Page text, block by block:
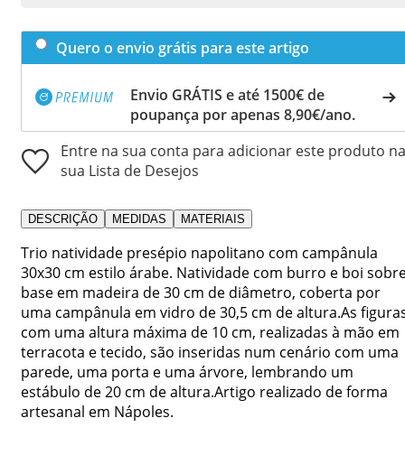
Quero o envio grátis para este artigo
Envio GRÁTIS e até 1500€ de
poupança por apenas 8,90€/ano.
Entre na sua conta para adicionar este produto na
sua Lista de Desejos
DESCRIÇÃO MEDIDAS MATERIAIS
Trio natividade presépio napolitano com campânula
30x30 cm estilo árabe. Natividade com burro e boi
base em madeira de 30 cm de diâmetro, coberta por
uma campânula em vidro de 30,5 cm de altura.As
com uma altura máxima de 10 cm, realizadas à mão em
terracota e tecido, são inseridas num cenário com uma
parede, uma porta e uma árvore, lembrando um
estábulo de 20 cm de altura.Artigo realizado de forma
artesanal em Nápoles.